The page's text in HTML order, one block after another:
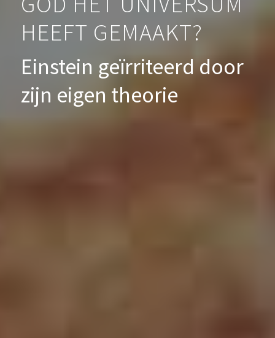
HEEFT GEMAAKT?
Einstein geïrriteerd door
zijn eigen theorie